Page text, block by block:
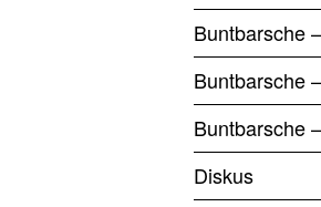
Buntbarsche
Buntbarsche
Buntbarsche
Diskus